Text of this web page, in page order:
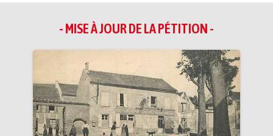
- MISE À JOUR DE LA PÉTITION -